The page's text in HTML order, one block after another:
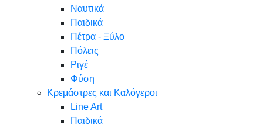
Ναυτικά
Παιδικά
Πέτρα - Ξύλο
Πόλεις
Ριγέ
Φύση
Κρεμάστρες και Καλόγεροι
Line Art
Παιδικά